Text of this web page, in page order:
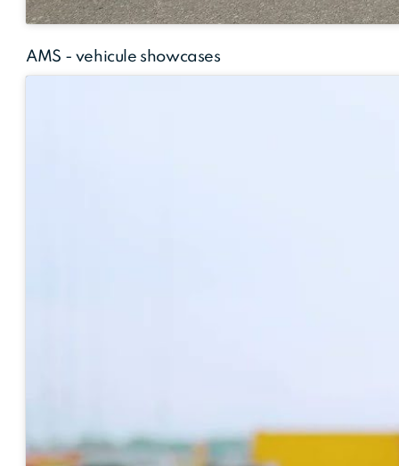
AMS - vehicule showcases